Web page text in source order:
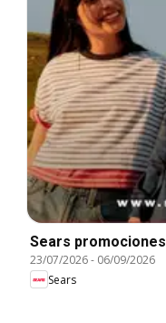
Sears promociones
23/07/2026- 06/09/2026
Sears